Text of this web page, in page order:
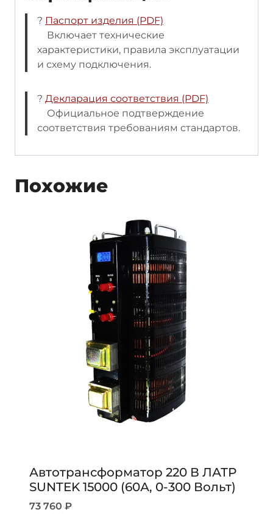
? Паспорт изделия (PDF)
Включает технические
характеристики, правила эксплуатации
и схему подключения.
? Декларация соответствия (PDF)
Официальное подтверждение
соответствия требованиям стандартов.
Похожие
Автотрансформатор 220 В ЛАТР
SUNTEK 15000 (60А, 0-300 Вольт)
73 760 ₽